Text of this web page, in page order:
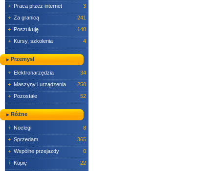
+ Praca przez internet
3
+ Za granicą
241
+ Poszukuję
148
+ Kursy, szkolenia 4
Przemysł
+ Elektronarzędzia
34
+ Maszyny i urządzenia
250
+ Pozostałe 52
Różne
+ Noclegi
8
+ Sprzedam
365
+ Wspólne przejazdy
0
+ Kupię
22